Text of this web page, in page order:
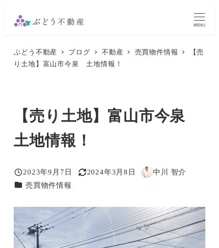
MENU
ぶどう不動産 ブログ 不動産 売買物件情報
【売
り土地】富山市今泉 土地情報！
【売り土地】富山市今泉
土地情報！
投稿日
2023年9月7日
更新日
2024年3月8日
著
中川 智介
カテゴリー
売買物件情報